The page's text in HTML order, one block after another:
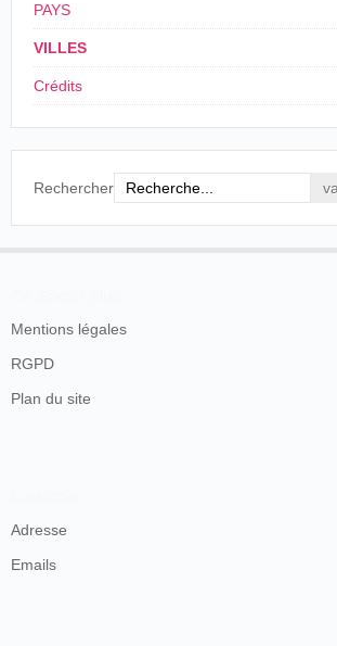
PAYS
VILLES
Crédits
Rechercher
Mentions légales
RGPD
Plan du site
Adresse
Emails